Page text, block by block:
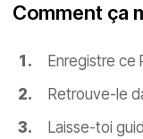
Comment ça
Enregistre ce
Retrouve-le
Laisse-toi